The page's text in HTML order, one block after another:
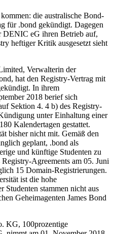
die australische Bond-
für .bond gekündigt. Dagegen
DENIC eG ihren Betrieb auf,
heftiger Kritik ausgesetzt sieht
Verwalterin der
hat den Registry-Vertrag mit
In ihrem
2018 berief sich
Sektion 4. 4 b) des Registry-
unter Einhaltung einer
Kalendertagen gestattet.
bisher nicht mit. Gemäß den
geplant, .bond als
und künftige Studenten zu
Agreements am 05. Juni
15 Domain-Registrierungen.
ist die hohe
Studenten stammen nicht aus
Geheimagenten James Bond
KG, 100prozentige